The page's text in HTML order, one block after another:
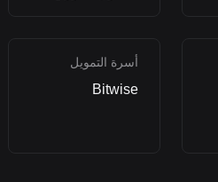
أسرة التمويل
Bitwise